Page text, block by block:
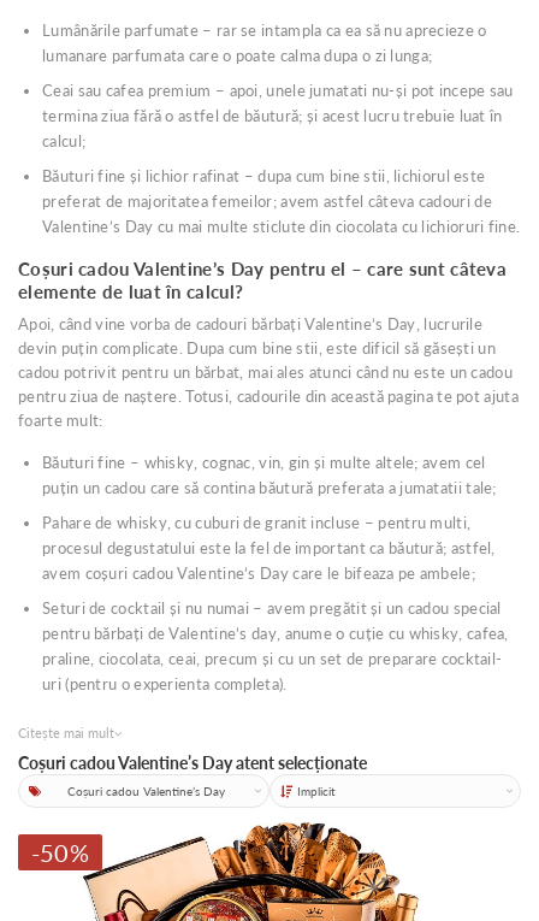
Lumânările parfumate – rar se intampla ca ea să nu aprecieze o
lumanare parfumata care o poate calma dupa o zi lunga;
Ceai sau cafea premium – apoi, unele jumatati nu-și pot incepe sau
termina ziua fără o astfel de băutură; și acest lucru trebuie luat în
calcul;
Băuturi fine și lichior rafinat – dupa cum bine stii, lichiorul este
preferat de majoritatea femeilor; avem astfel câteva cadouri de
Valentine’s Day cu mai multe sticlute din ciocolata cu lichioruri fine.
Coșuri cadou Valentine’s Day pentru el – care sunt câteva
elemente de luat în calcul?
Apoi, când vine vorba de cadouri bărbați Valentine’s Day, lucrurile
devin puțin complicate. Dupa cum bine stii, este dificil să găsești un
cadou potrivit pentru un bărbat, mai ales atunci când nu este un cadou
pentru ziua de naștere. Totusi, cadourile din această pagina te pot ajuta
foarte mult:
Băuturi fine – whisky, cognac, vin, gin și multe altele; avem cel
puțin un cadou care să contina băutură preferata a jumatatii tale;
Pahare de whisky, cu cuburi de granit incluse – pentru multi,
procesul degustatului este la fel de important ca băutură; astfel,
avem coșuri cadou Valentine’s Day care le bifeaza pe ambele;
Seturi de cocktail și nu numai – avem pregătit și un cadou special
pentru bărbați de Valentine’s day, anume o cuție cu whisky, cafea,
praline, ciocolata, ceai, precum și cu un set de preparare cocktail-
uri (pentru o experienta completa).
Citește mai mult
Coșuri cadou Valentine’s Day atent selecționate
Categorii Sortare
-50%